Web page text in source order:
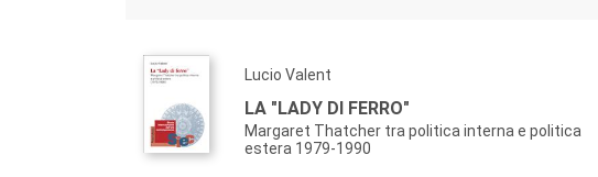
Lucio Valent
LA "LADY DI FERRO"
Margaret Thatcher tra politica interna e politica
estera 1979-1990